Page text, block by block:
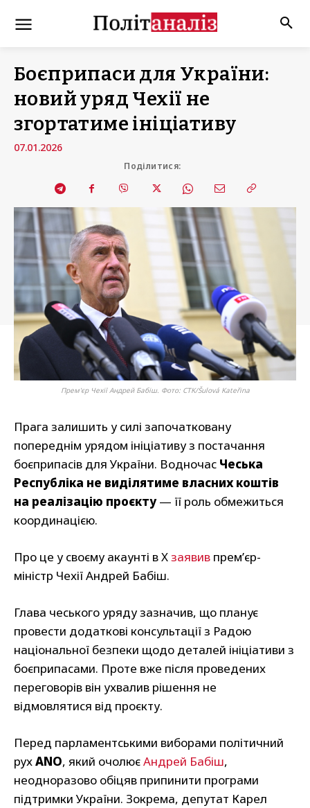
Боєприпаси для України:
новий уряд Чехії не
згортатиме ініціативу
07.01.2026
Поділитися:
Прем'єр Чехії Андрей Бабіш. Фото: CTK/Šulová Kateřina
Прага залишить у силі започатковану
попереднім урядом ініціативу з постачання
боєприпасів для України. Водночас Чеська
Республіка не виділятиме власних коштів
на реалізацію проєкту— її роль обмежиться
координацією.
Про це у своєму акаунті в Xзаявив прем’єр-
міністр Чехії Андрей Бабіш.
Глава чеського уряду зазначив, що планує
провести додаткові консультації з Радою
національної безпеки щодо деталей ініціативи з
боєприпасами. Проте вже після проведених
переговорів він ухвалив рішення не
відмовлятися від проєкту.
Перед парламентськими виборами політичний
рухANO, який очолюєАндрей Бабіш,
неодноразово обіцяв припинити програми
підтримки України. Зокрема, депутат Карел